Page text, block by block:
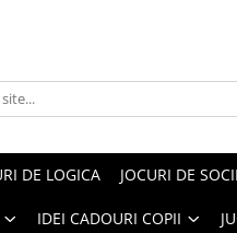
DE LOGICA JOCURI DE
IDEI CADOURI COPII